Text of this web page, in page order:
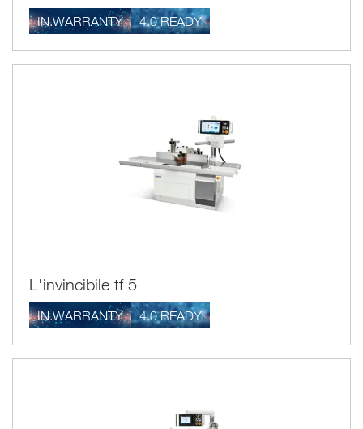
IN.WARRANTY 4.0 READY
L'invincibile tf 5
IN.WARRANTY 4.0 READY